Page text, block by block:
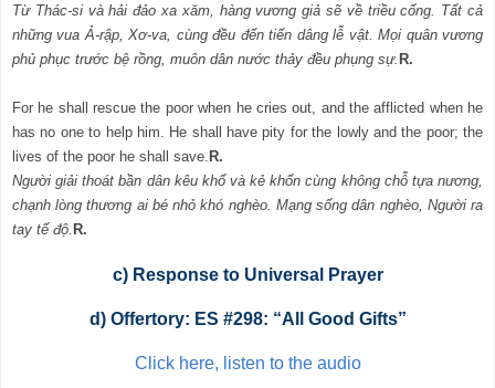
Từ Thác-si và hải đảo xa xăm, hàng vương giả sẽ về triều cống. Tất cả
những vua Ả-rập, Xơ-va, cùng đều đến tiến dâng lễ vật. Mọi quân vương
phủ phục trước bệ rồng, muôn dân nước thảy đều phụng sự. R.
For he shall rescue the poor when he cries out, and the afflicted when he
has no one to help him. He shall have pity for the lowly and the poor; the
lives of the poor he shall save. R.
Người giải thoát bần dân kêu khổ và kẻ khốn cùng không chỗ tựa nương,
chạnh lòng thương ai bé nhỏ khó nghèo. Mạng sống dân nghèo, Người ra
tay tế độ. R.
c) Response to Universal Prayer
d) Offertory: ES #298: “All Good Gifts”
Click here, listen to the audio